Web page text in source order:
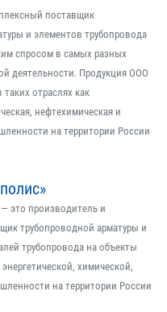
поставщик
и элементов трубопровода
спросом в самых разных
деятельности. Продукция ООО
отраслях как
нефтехимическая и
на территории России
это производитель и
трубопроводной арматуры и
трубопровода на объекты
химической,
на территории России